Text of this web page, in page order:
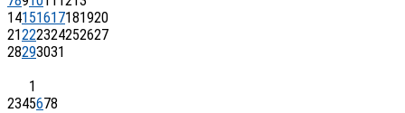
14151617181920
21222324252627
28293031
1
2345678